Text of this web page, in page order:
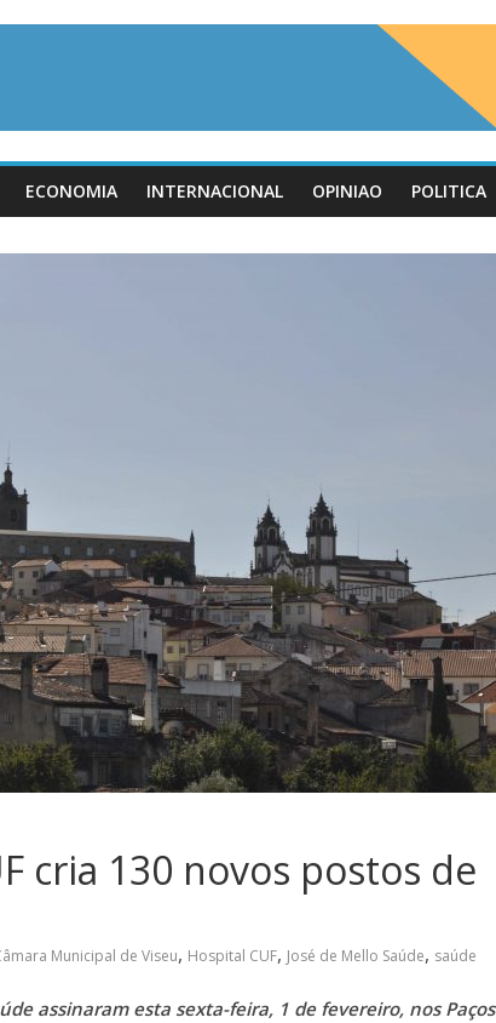
ECONOMIA INTERNACIONAL OPINIAO POLITICA
cria 130 novos postos de
Municipal de Viseu, Hospital CUF, José de Mello Saúde, saúde
assinaram esta sexta-feira, 1 de fevereiro, nos Paços